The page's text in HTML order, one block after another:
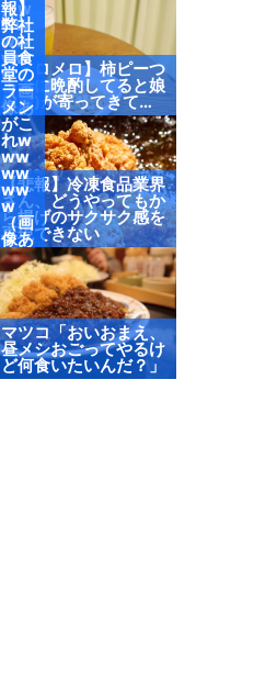
【メロメロ】柿ピーつ
まみに晩酌してると娘
(2歳)が寄ってきて…
たw
ww
ww
ww
w
（画
像あ
り）
【悲報】冷凍食品業界
さん、どうやってもか
ら揚げのサクサク感を
再現できない
報】
弊社
の社
員食
堂の
ラー
メン
がこ
れw
ww
ww
ww
w
（画
像あ
り）
マツコ「おいおまえ、
昼メシおごってやるけ
ど何食いたいんだ？」